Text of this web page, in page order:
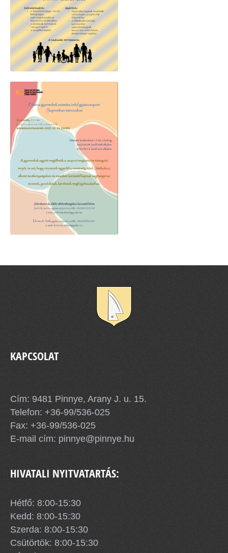
KAPCSOLAT
Cím: 9481 Pinnye, Arany J. u. 15.
Telefon: +36-99/536-025
Fax: +36-99/536-025
E-mail cím: pinnye@pinnye.hu
HIVATALI NYITVATARTÁS:
Hétfő: 8:00-15:30
Kedd: 8:00-15:30
Szerda: 8:00-15:30
Csütörtök: 8:00-15:30